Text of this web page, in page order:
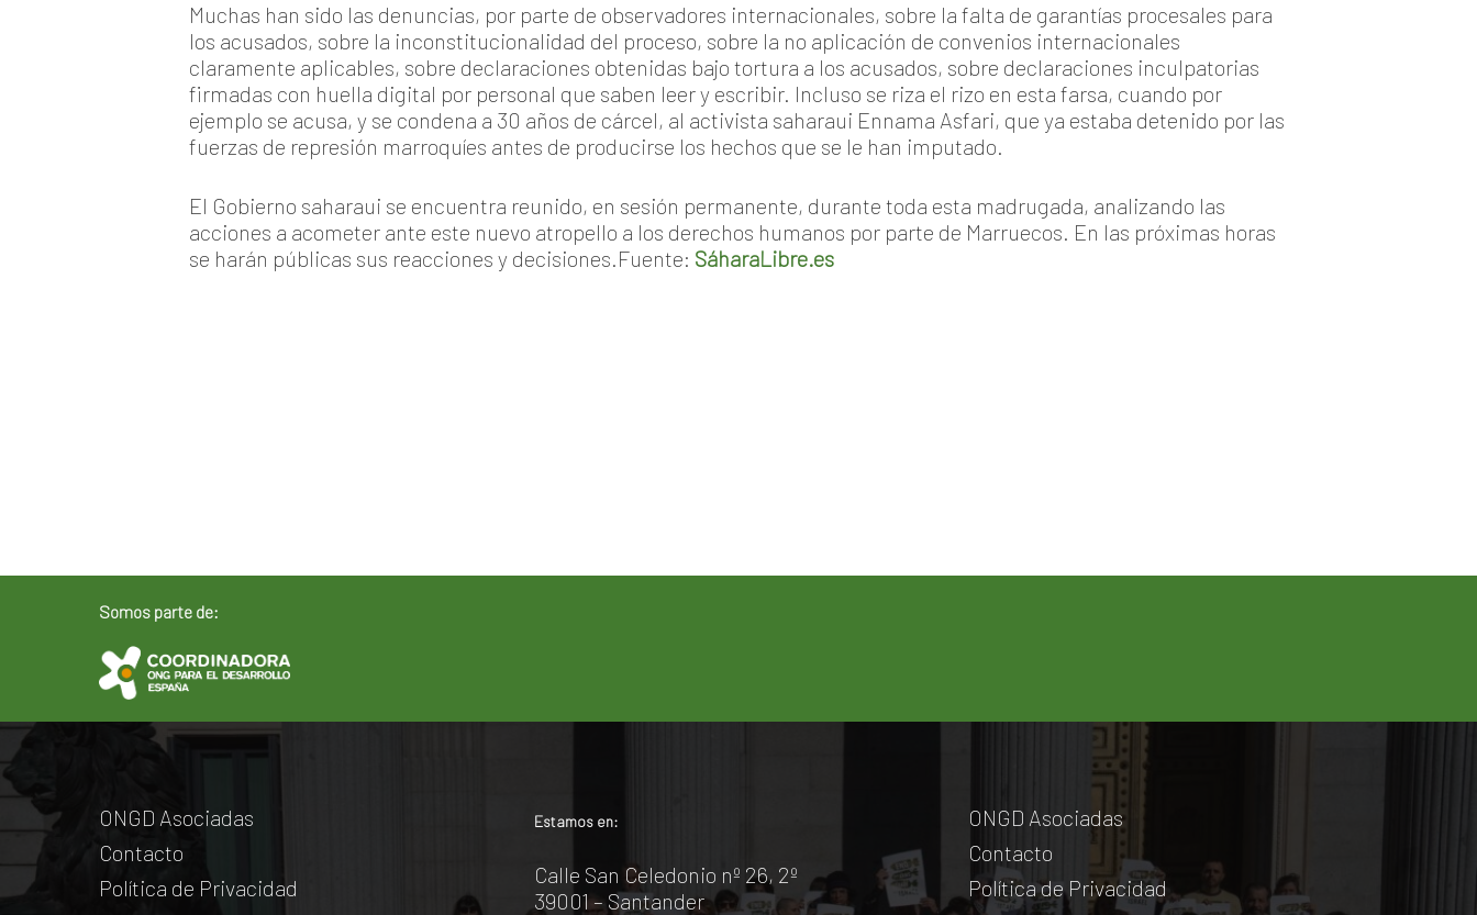
Muchas han sido las denuncias, por parte de observadores internacionales, sobre la falta de garantías procesales para
los acusados, sobre la inconstitucionalidad del proceso, sobre la no aplicación de convenios internacionales
claramente aplicables, sobre declaraciones obtenidas bajo tortura a los acusados, sobre declaraciones inculpatorias
firmadas con huella digital por personal que saben leer y escribir. Incluso se riza el rizo en esta farsa, cuando por
ejemplo se acusa, y se condena a 30 años de cárcel, al activista saharaui Ennama Asfari, que ya estaba detenido por las
fuerzas de represión marroquíes antes de producirse los hechos que se le han imputado.
El Gobierno saharaui se encuentra reunido, en sesión permanente, durante toda esta madrugada, analizando las
acciones a acometer ante este nuevo atropello a los derechos humanos por parte de Marruecos. En las próximas horas
se harán públicas sus reacciones y decisiones.Fuente: SáharaLibre.es
Somos parte de:
ONGD Asociadas
Contacto
Política de Privacidad
Estamos en:
Calle San Celedonio nº 26, 2º
39001 – Santander
ONGD Asociadas
Contacto
Política de Privacidad